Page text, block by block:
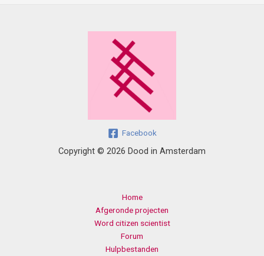
Facebook
Copyright © 2026 Dood in Amsterdam
Home
Afgeronde projecten
Word citizen scientist
Forum
Hulpbestanden